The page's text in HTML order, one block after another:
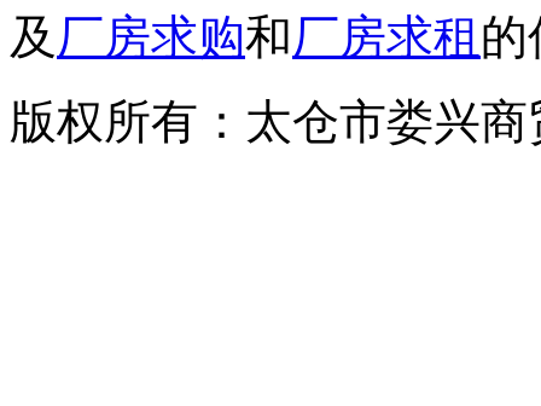
及 厂房求购和厂房求租 的
版权所有：太仓市娄兴